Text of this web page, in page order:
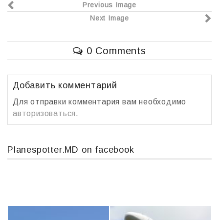
e
b
o
o
k
er р
в
и
т
Previous Image
Next Image
0 Comments
Добавить комментарий
Для отправки комментария вам необходимо
авторизоваться.
Planespotter.MD on facebook